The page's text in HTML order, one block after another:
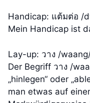
Handicap: แต้มต่อ /
Mein Handicap ist
Lay-up: วาง /
Der Begriff วาง /
„hinlegen“ oder
man etwas auf